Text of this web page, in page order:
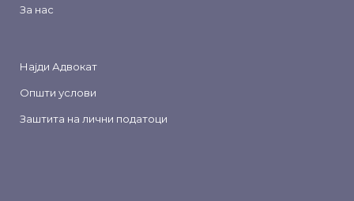
За нас
Најди Адвокат
Општи услови
Заштита на лични податоци